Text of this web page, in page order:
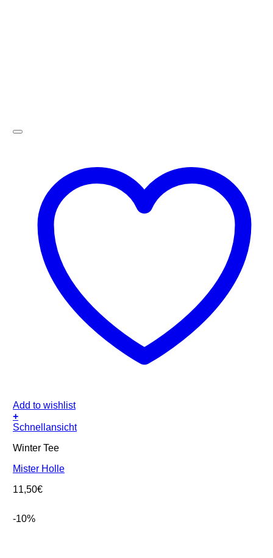
Add to wishlist
+
Schnellansicht
Winter Tee
Mister Holle
11,50€
-10%